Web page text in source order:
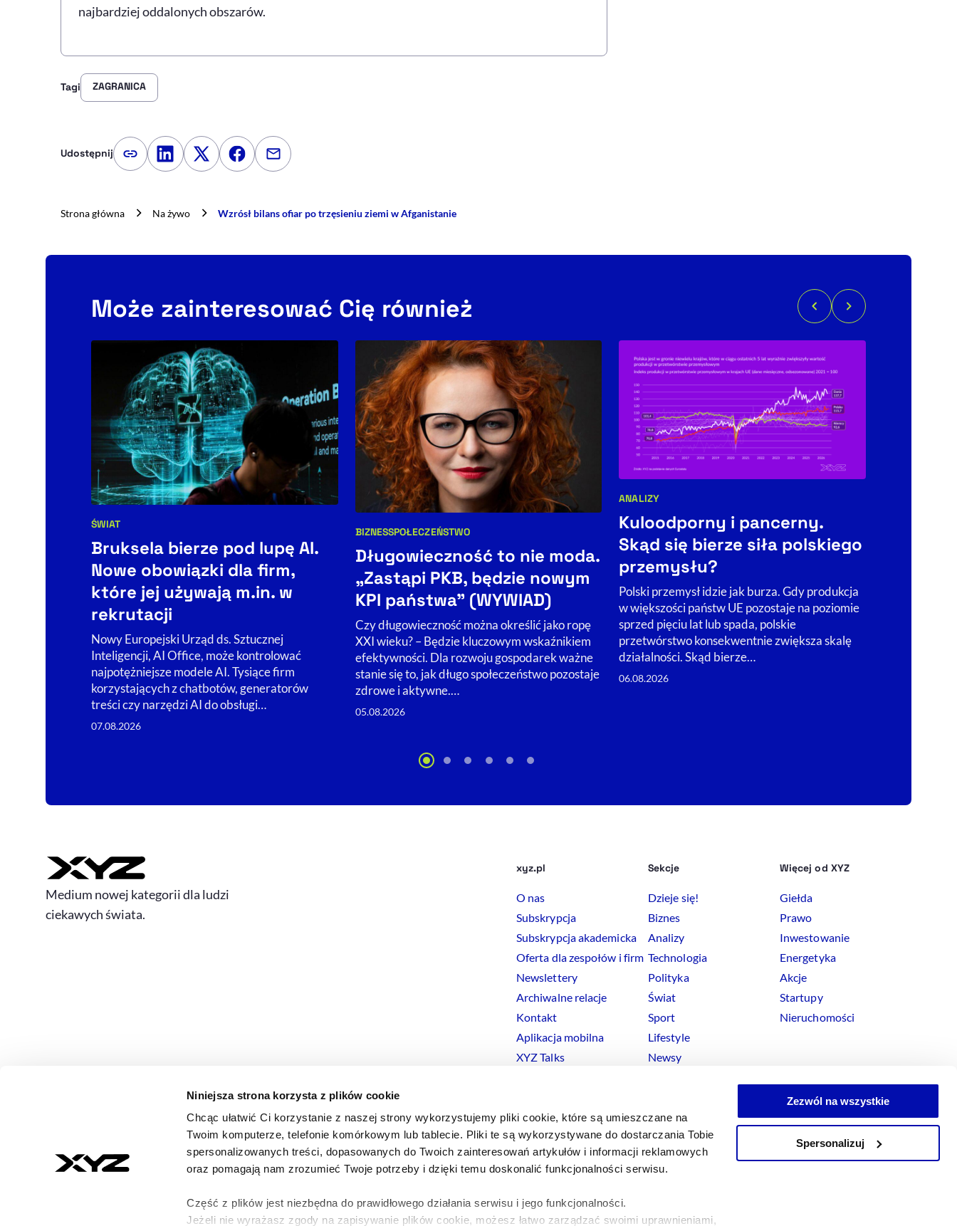
Niniejsza strona korzysta z plików cookie
Chcąc ułatwić Ci korzystanie z naszej strony wykorzystujemy pliki cookie, które są umieszczane na
Twoim komputerze, telefonie komórkowym lub tablecie. Pliki te są wykorzystywane do dostarczania Tobie
spersonalizowanych treści, dopasowanych do Twoich zainteresowań artykułów i informacji reklamowych
oraz pomagają nam zrozumieć Twoje potrzeby i dzięki temu doskonalić funkcjonalności serwisu.
Część z plików jest niezbędna do prawidłowego działania serwisu i jego funkcjonalności.
Jeżeli nie wyrażasz zgody na zapisywanie plików cookie, możesz łatwo zarządzać swoimi uprawnieniami,
Zezwól na wszystkie
Spersonalizuj
najbardziej oddalonych obszarów.
Tagi ZAGRANICA
Udostępnij Kopiuj link artykułu
Udostępnij na LinkedIn
Udostępnij na Twitterze
Udostępnij na Facebooku
Udostępnij przez e-mail
Strona główna Na żywo Wzrósł bilans ofiar po trzęsieniu ziemi w Afganistanie
Może zainteresować Cię również
Kategorie artykułu:
ŚWIAT
Bruksela bierze pod lupę AI.
Nowe obowiązki dla firm,
które jej używają m.in. w
rekrutacji
Nowy Europejski Urząd ds. Sztucznej
Inteligencji, AI Office, może kontrolować
najpotężniejsze modele AI. Tysiące firm
korzystających z chatbotów, generatorów
treści czy narzędzi AI do obsługi…
07.08.2026
Kategorie artykułu:
BIZNESSPOŁECZEŃSTWO
Długowieczność to nie moda.
„Zastąpi PKB, będzie nowym
KPI państwa” (WYWIAD)
Czy długowieczność można określić jako ropę
XXI wieku? – Będzie kluczowym wskaźnikiem
efektywności. Dla rozwoju gospodarek ważne
stanie się to, jak długo społeczeństwo pozostaje
zdrowe i aktywne.…
05.08.2026
ANALIZY
Kuloodporny i pancerny.
Skąd się bierze siła polskiego
przemysłu?
Polski przemysł idzie jak burza. Gdy produkcja
w większości państw UE pozostaje na poziomie
sprzed pięciu lat lub spada, polskie
przetwórstwo konsekwentnie zwiększa skalę
działalności. Skąd bierze…
06.08.2026
Medium nowej kategorii dla ludzi
ciekawych świata.
xyz.pl
O nas
Subskrypcja
Subskrypcja akademicka
Oferta dla zespołów i firm
Newslettery
Archiwalne relacje
Kontakt
Aplikacja mobilna
XYZ Talks
Sekcje
Dzieje się!
Biznes
Analizy
Technologia
Polityka
Świat
Sport
Lifestyle
Newsy
Więcej od XYZ
Giełda
Prawo
Inwestowanie
Energetyka
Akcje
Startupy
Nieruchomości
© 2026 XYZ. Wszystkie prawa zastrzeżone
All rights reserved
ISSN 3071-8147
Polityka prywatnościPolitykaCookiesRegulaminUstawieniaCookies
x LinkedinFacebookInstagramYoutube